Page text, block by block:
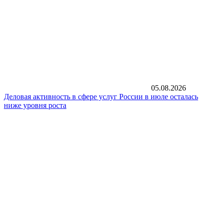
05.08.2026
Деловая активность в сфере услуг России в июле осталась
ниже уровня роста